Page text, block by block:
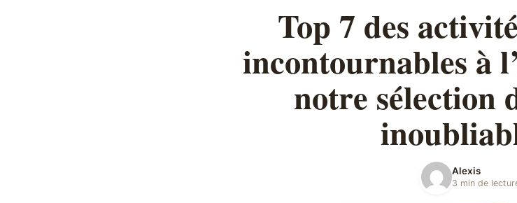
Top 7 des
incontournables à
notre sélection
Alexis
3 min de